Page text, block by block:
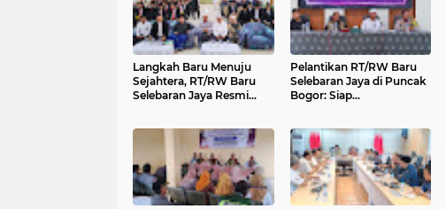
Langkah Baru Menuju
Sejahtera, RT/RW Baru
Selebaran Jaya Resmi
Pelantikan RT/RW Baru
Selebaran Jaya di Puncak
Bogor: Siap
Bupati Tangerang